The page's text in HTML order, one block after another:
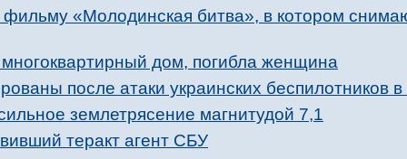
фильму «Молодинская битва», в котором
дом, погибла женщина
после атаки украинских беспилотников
землетрясение магнитудой 7,1
теракт агент СБУ